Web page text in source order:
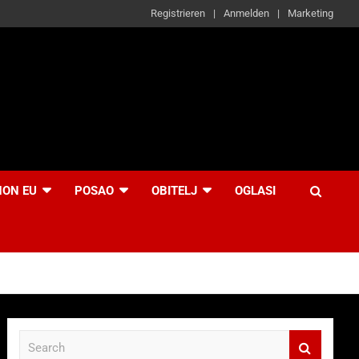
Registrieren Anmelden Marketing
EU POSAO OBITELJ OGLASI